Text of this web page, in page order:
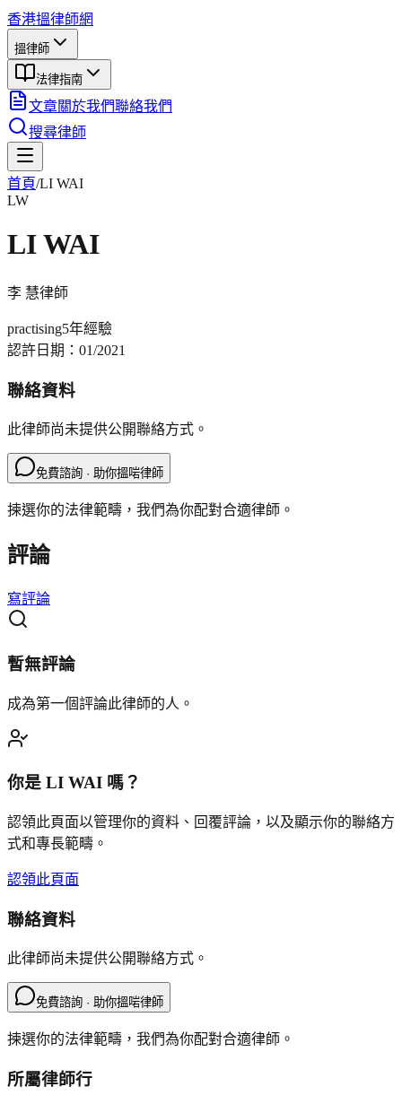
香港搵律師網
搵律師
法律指南
文章關於我們聯絡我們
搜尋律師
首頁/LI WAI
LW
LI WAI
李 慧律師
practising5年經驗
認許日期： 01/2021
聯絡資料
此律師尚未提供公開聯絡方式。
免費諮詢 · 助你搵啱律師
揀選你的法律範疇，我們為你配對合適律師。
評論
寫評論
暫無評論
成為第一個評論此律師的人。
你是 LI WAI 嗎？
認領此頁面以管理你的資料、回覆評論，以及顯示你的聯絡方
式和專長範疇。
認領此頁面
聯絡資料
此律師尚未提供公開聯絡方式。
免費諮詢 · 助你搵啱律師
揀選你的法律範疇，我們為你配對合適律師。
所屬律師行